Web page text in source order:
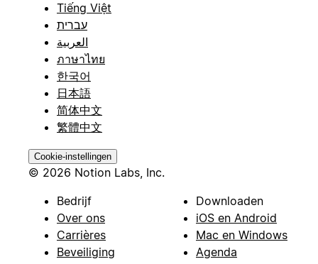
Tiếng Việt
עברית
العربية
ภาษาไทย
한국어
日本語
简体中文
繁體中文
Cookie-instellingen
© 2026 Notion Labs, Inc.
Bedrijf
Over ons
Carrières
Beveiliging
Downloaden
iOS en Android
Mac en Windows
Agenda